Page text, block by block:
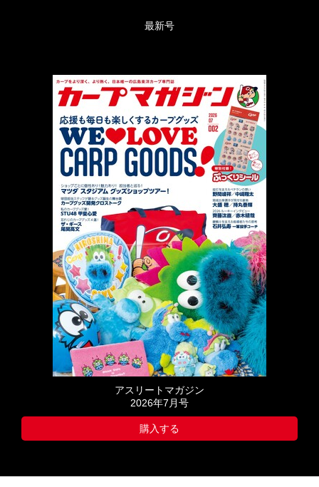
最新号
アスリートマガジン
2026年7月号
購入する